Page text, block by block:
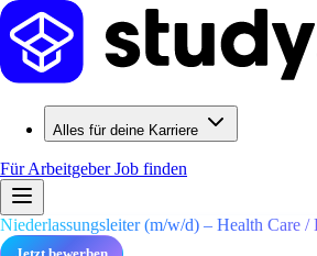
Alles für deine Karriere
Für ArbeitgeberJob finden
Niederlassungsleiter (m/w/d) – Health Care